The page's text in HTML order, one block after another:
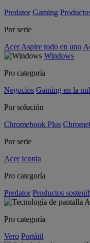
Predator Gaming
Por serie
Acer Aspire todo en uno
Windows
Pro categoría
Negocios Gaming en la
Por solución
Chromebook Plus
Por serie
Acer Iconia
Pro categoría
Predator Productos
Pro categoría
Vero Portátil